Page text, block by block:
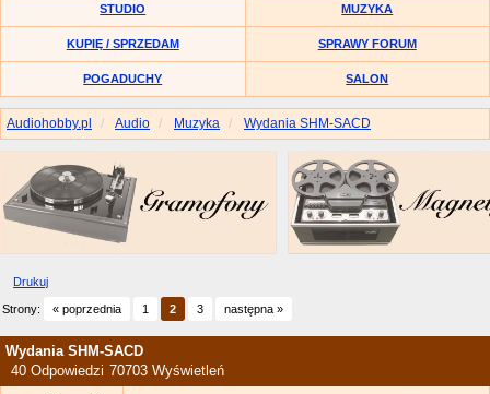
STUDIO MUZYKA
KUPIĘ / SPRZEDAM SPRAWY FORUM
POGADUCHY SALON
Audiohobby.pl Audio Muzyka Wydania SHM-SACD
Drukuj
Strony: « poprzednia 1 2 3 następna »
Wydania SHM-SACD
40 Odpowiedzi 70703 Wyświetleń